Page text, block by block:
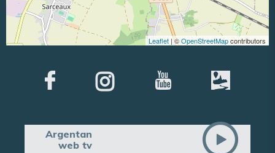
Leaflet | ©OpenStreetMapcontributors
Argentan
web tv